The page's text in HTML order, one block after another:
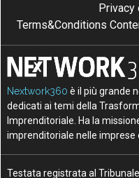
Privacy
Terms&Conditions
Nextwork360 è il più grande
dedicati ai temi della
Imprenditoriale. Ha la
imprenditoriale nelle imprese
Testata registrata al